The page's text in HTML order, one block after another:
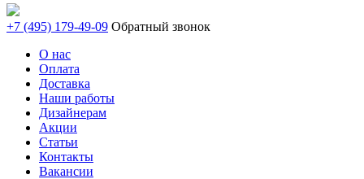
+7 (495) 179-49-09 Обратный звонок
О нас
Оплата
Доставка
Наши работы
Дизайнерам
Акции
Статьи
Контакты
Вакансии